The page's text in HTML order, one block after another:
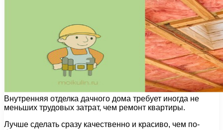
Внутренняя отделка дачного дома требует иногда не
меньших трудовых затрат, чем ремонт квартиры.
Лучше сделать сразу качественно и красиво, чем по-